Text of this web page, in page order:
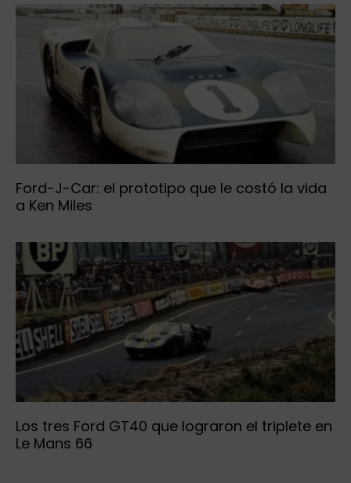
Ford-J-Car: el prototipo que le costó la vida
a Ken Miles
Los tres Ford GT40 que lograron el triplete en
Le Mans 66